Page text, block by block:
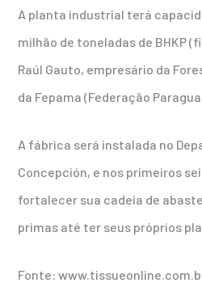
A planta industrial terá
milhão de toneladas de BHKP
Raúl Gauto, empresário da
da Fepama (Federação
A fábrica será instalada no
Concepción, e nos primeiros
fortalecer sua cadeia de
primas até ter seus próprios
Fonte: